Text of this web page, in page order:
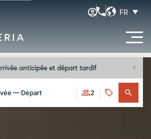
FR
GalerieServices Réserve en 3D
anticipée et départ tardif
— Départ 2
Hesperia Barcelona Sant Joan
immersive